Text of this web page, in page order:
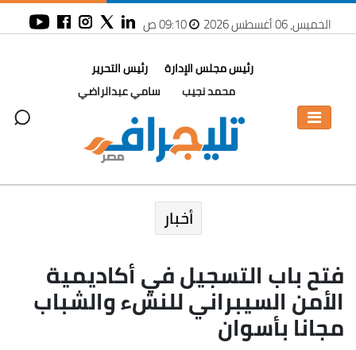
الخميس، 06 أغسطس 2026 09:10 ص
رئيس مجلس الإدارة
محمد نجيب
رئيس التحرير
سامي عبدالراضي
أخبار
فتح باب التسجيل في أكاديمية
الأمن السيبراني للنشء والشباب
مجانا بأسوان